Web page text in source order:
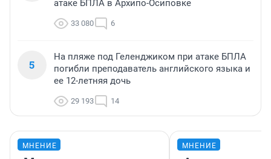
атаке БПЛА в Архипо-Осиповке
33 080 6
5
На пляже под Геленджиком при атаке БПЛА
погибли преподаватель английского языка и
ее 12-летняя дочь
29 193 14
МНЕНИЕ МНЕНИЕ